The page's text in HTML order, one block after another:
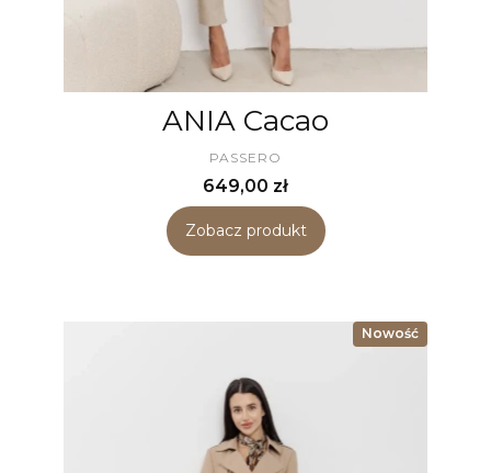
ANIA Cacao
PRODUCENT
PASSERO
Cena
649,00 zł
Zobacz produkt
Nowość